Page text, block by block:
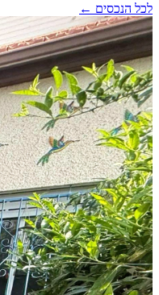
לכל הנכסים ←